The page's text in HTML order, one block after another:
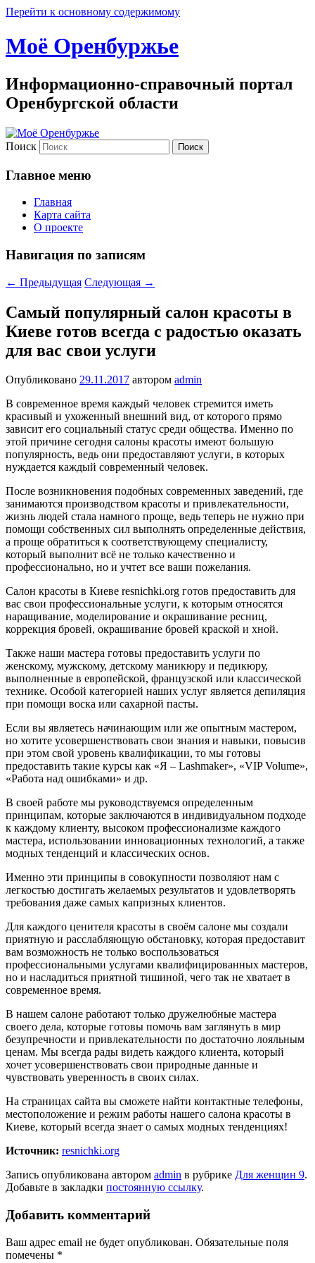
Перейти к основному содержимому
Моё Оренбуржье
Информационно-справочный портал
Оренбургской области
Поиск
Главное меню
Главная
Карта сайта
О проекте
Навигация по записям
← Предыдущая Следующая →
Самый популярный салон красоты в
Киеве готов всегда с радостью оказать
для вас свои услуги
Опубликовано 29.11.2017 автором admin
В современное время каждый человек стремится иметь
красивый и ухоженный внешний вид, от которого прямо
зависит его социальный статус среди общества. Именно по
этой причине сегодня салоны красоты имеют большую
популярность, ведь они предоставляют услуги, в которых
нуждается каждый современный человек.
После возникновения подобных современных заведений, где
занимаются производством красоты и привлекательности,
жизнь людей стала намного проще, ведь теперь не нужно при
помощи собственных сил выполнять определенные действия,
а проще обратиться к соответствующему специалисту,
который выполнит всё не только качественно и
профессионально, но и учтет все ваши пожелания.
Салон красоты в Киеве resnichki.org готов предоставить для
вас свои профессиональные услуги, к которым относятся
наращивание, моделирование и окрашивание ресниц,
коррекция бровей, окрашивание бровей краской и хной.
Также наши мастера готовы предоставить услуги по
женскому, мужскому, детскому маникюру и педикюру,
выполненные в европейской, французской или классической
технике. Особой категорией наших услуг является депиляция
при помощи воска или сахарной пасты.
Если вы являетесь начинающим или же опытным мастером,
но хотите усовершенствовать свои знания и навыки, повысив
при этом свой уровень квалификации, то мы готовы
предоставить такие курсы как «Я – Lashmaker», «VIP Volume»,
«Работа над ошибками» и др.
В своей работе мы руководствуемся определенным
принципам, которые заключаются в индивидуальном подходе
к каждому клиенту, высоком профессионализме каждого
мастера, использовании инновационных технологий, а также
модных тенденций и классических основ.
Именно эти принципы в совокупности позволяют нам с
легкостью достигать желаемых результатов и удовлетворять
требования даже самых капризных клиентов.
Для каждого ценителя красоты в своём салоне мы создали
приятную и расслабляющую обстановку, которая предоставит
вам возможность не только воспользоваться
профессиональными услугами квалифицированных мастеров,
но и насладиться приятной тишиной, чего так не хватает в
современное время.
В нашем салоне работают только дружелюбные мастера
своего дела, которые готовы помочь вам заглянуть в мир
безупречности и привлекательности по достаточно лояльным
ценам. Мы всегда рады видеть каждого клиента, который
хочет усовершенствовать свои природные данные и
чувствовать уверенность в своих силах.
На страницах сайта вы сможете найти контактные телефоны,
местоположение и режим работы нашего салона красоты в
Киеве, который всегда знает о самых модных тенденциях!
Источник: resnichki.org
Запись опубликована автором admin в рубрике Для женщин 9.
Добавьте в закладки постоянную ссылку.
Добавить комментарий
Ваш адрес email не будет опубликован. Обязательные поля
помечены *